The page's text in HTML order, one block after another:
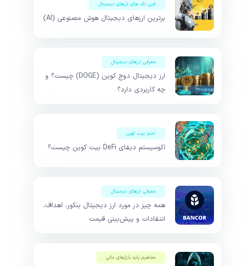
فین تک های ارزهای دیجیتال
برترین ارزهای دیجیتال هوش مصنوعی (AI)
معرفی ارزهای دیجیتال
ارز دیجیتال دوج کوین (DOGE) چیست؟ و
چه کاربردی دارد؟
اخبار بیت کوین
اکوسیستم دیفای DeFi بیت کوین چیست؟
معرفی ارزهای دیجیتال
همه چیز در مورد ارز دیجیتال بنکور، اهداف،
انتقادات و پیش‌بینی قیمت
مفاهیم پایه بازار‌های مالی